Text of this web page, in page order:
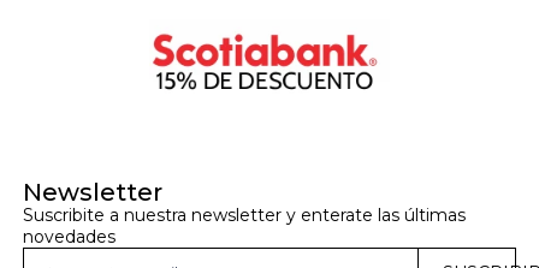
Newsletter
Suscribite a nuestra newsletter y enterate las últimas
novedades